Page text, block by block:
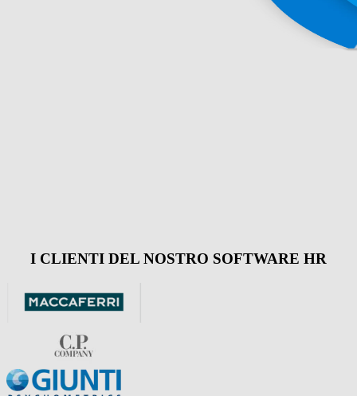
I CLIENTI DEL NOSTRO SOFTWARE HR